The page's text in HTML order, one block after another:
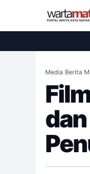
content
Media Berita